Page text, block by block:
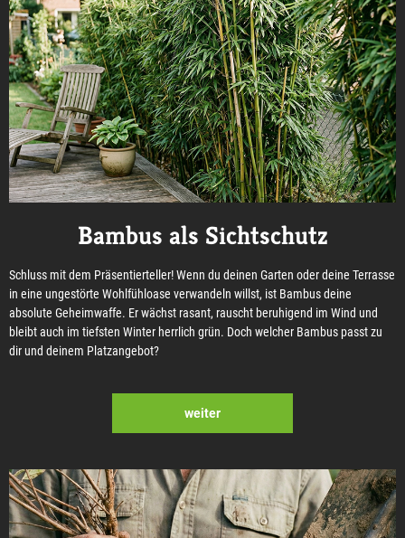
Bambus als Sichtschutz
Schluss mit dem Präsentierteller! Wenn du deinen Garten oder deine Terrasse
in eine ungestörte Wohlfühloase verwandeln willst, ist Bambus deine
absolute Geheimwaffe. Er wächst rasant, rauscht beruhigend im Wind und
bleibt auch im tiefsten Winter herrlich grün. Doch welcher Bambus passt zu
dir und deinem Platzangebot?
weiter